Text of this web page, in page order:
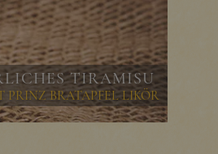
TIRAMISU
PRINZ BRATAPFEL LIKÖR